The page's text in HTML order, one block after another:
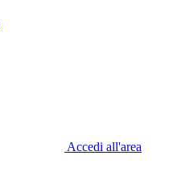
Accedi all'area